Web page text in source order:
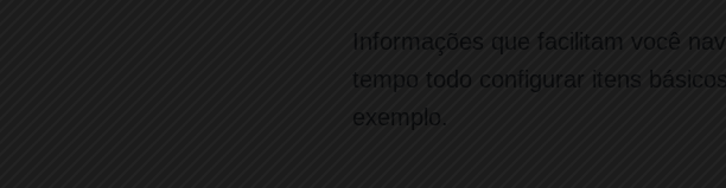
Informações que facilitam você
tempo todo configurar itens
exemplo.